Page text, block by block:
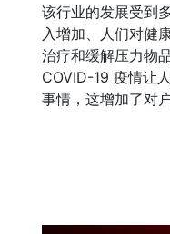
该行业的发展受到
入增加、人们对健
治疗和缓解压力物
COVID-19 疫情让
事情，这增加了对